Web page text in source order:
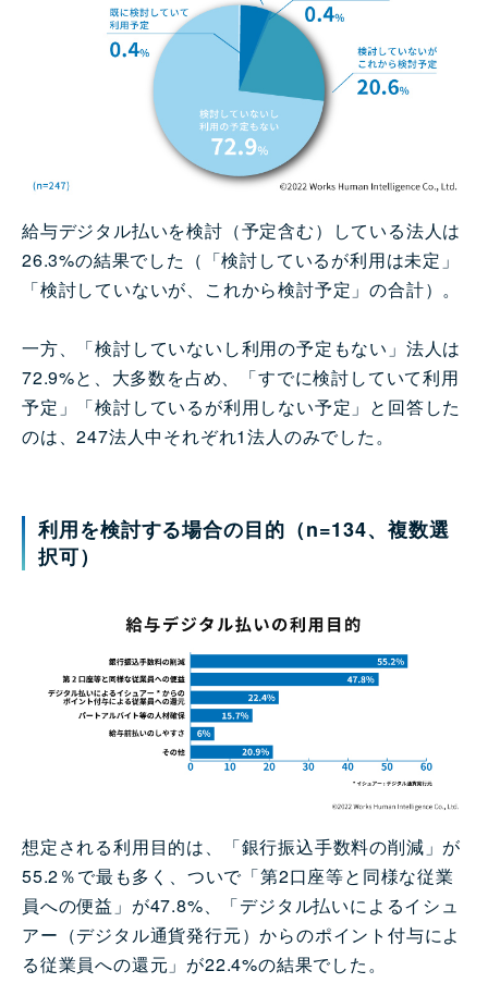
給与デジタル払いを検討（予定含む）している法人は
26.3%の結果でした（「検討しているが利用は未定」
「検討していないが、これから検討予定」の合計）。
一方、「検討していないし利用の予定もない」法人は
72.9%と、大多数を占め、「すでに検討していて利用
予定」「検討しているが利用しない予定」と回答した
のは、247法人中それぞれ1法人のみでした。
利用を検討する場合の目的（n=134、複数選
択可）
想定される利用目的は、「銀行振込手数料の削減」が
55.2％で最も多く、ついで「第2口座等と同様な従業
員への便益」が47.8%、「デジタル払いによるイシュ
アー（デジタル通貨発行元）からのポイント付与によ
る従業員への還元」が22.4%の結果でした。